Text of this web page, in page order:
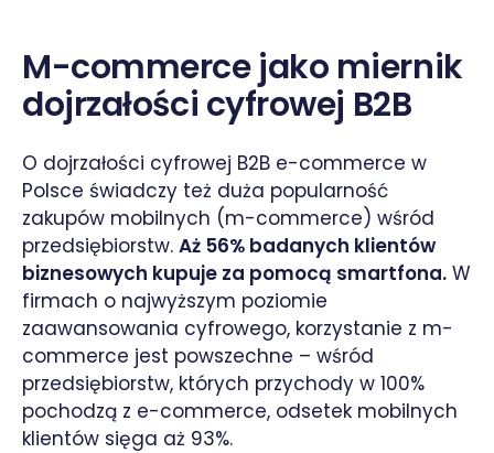
M-commerce jako miernik
dojrzałości cyfrowej B2B
O dojrzałości cyfrowej B2B e-commerce w
Polsce świadczy też duża popularność
zakupów mobilnych (m-commerce) wśród
przedsiębiorstw. Aż 56% badanych klientów
biznesowych kupuje za pomocą smartfona. W
firmach o najwyższym poziomie
zaawansowania cyfrowego, korzystanie z m-
commerce jest powszechne – wśród
przedsiębiorstw, których przychody w 100%
pochodzą z e-commerce, odsetek mobilnych
klientów sięga aż 93%.